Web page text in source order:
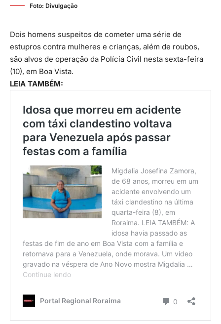
Foto: Divulgação
Dois homens suspeitos de cometer uma série de
estupros contra mulheres e crianças, além de roubos,
são alvos de operação da Polícia Civil nesta sexta-feira
(10), em Boa Vista.
LEIA TAMBÉM: